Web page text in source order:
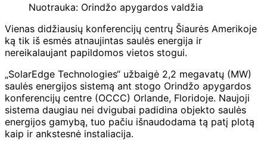
Nuotrauka: Orindžo apygardos valdžia
Vienas didžiausių konferencijų centrų Šiaurės Amerikoje
ką tik iš esmės atnaujintas saulės energija ir
nereikalaujant papildomos vietos stogui.
„SolarEdge Technologies“ užbaigė 2,2 megavatų (MW)
saulės energijos sistemą ant stogo Orindžo apygardos
konferencijų centre (OCCC) Orlande, Floridoje. Naujoji
sistema daugiau nei dvigubai padidina objekto saulės
energijos gamybą, tuo pačiu išnaudodama tą patį plotą
kaip ir ankstesnė instaliacija.